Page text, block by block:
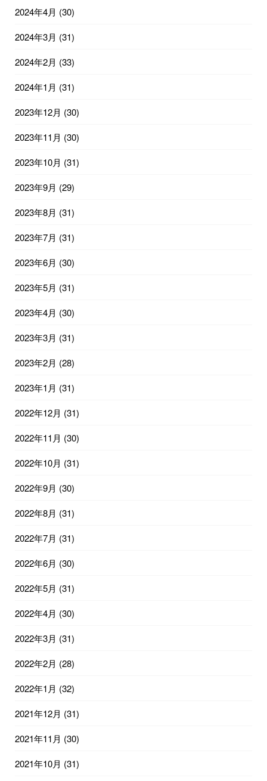
2024年4月 (30)
2024年3月 (31)
2024年2月 (33)
2024年1月 (31)
2023年12月 (30)
2023年11月 (30)
2023年10月 (31)
2023年9月 (29)
2023年8月 (31)
2023年7月 (31)
2023年6月 (30)
2023年5月 (31)
2023年4月 (30)
2023年3月 (31)
2023年2月 (28)
2023年1月 (31)
2022年12月 (31)
2022年11月 (30)
2022年10月 (31)
2022年9月 (30)
2022年8月 (31)
2022年7月 (31)
2022年6月 (30)
2022年5月 (31)
2022年4月 (30)
2022年3月 (31)
2022年2月 (28)
2022年1月 (32)
2021年12月 (31)
2021年11月 (30)
2021年10月 (31)